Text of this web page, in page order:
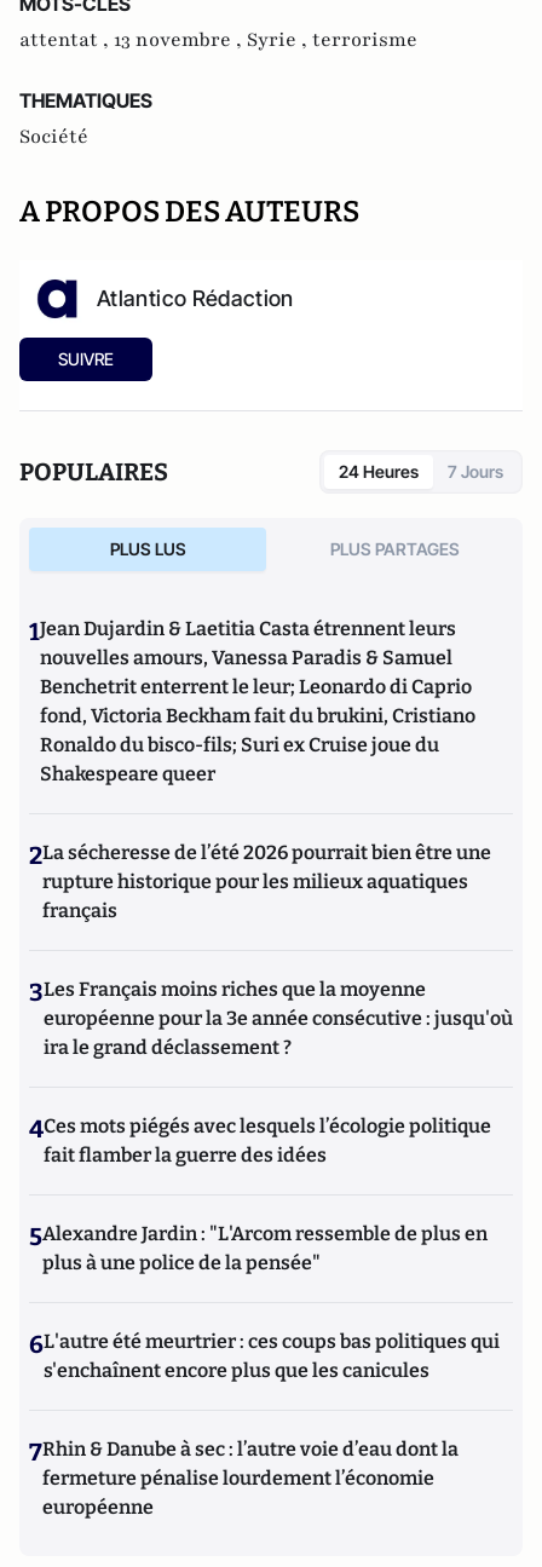
attentat , 13 novembre , Syrie , terrorisme
THEMATIQUES
Société
A PROPOS DES AUTEURS
Atlantico Rédaction
SUIVRE
POPULAIRES 24 Heures 7 Jours
PLUS LUS PLUS PARTAGES
1Jean Dujardin & Laetitia Casta étrennent leurs
nouvelles amours, Vanessa Paradis & Samuel
Benchetrit enterrent le leur; Leonardo di Caprio
fond, Victoria Beckham fait du brukini, Cristiano
Ronaldo du bisco-fils; Suri ex Cruise joue du
Shakespeare queer
2La sécheresse de l’été 2026 pourrait bien être une
rupture historique pour les milieux aquatiques
français
3Les Français moins riches que la moyenne
européenne pour la 3e année consécutive : jusqu'où
ira le grand déclassement ?
4Ces mots piégés avec lesquels l’écologie politique
fait flamber la guerre des idées
5Alexandre Jardin : "L'Arcom ressemble de plus en
plus à une police de la pensée"
6L'autre été meurtrier : ces coups bas politiques qui
s'enchaînent encore plus que les canicules
7Rhin & Danube à sec : l’autre voie d’eau dont la
fermeture pénalise lourdement l’économie
européenne